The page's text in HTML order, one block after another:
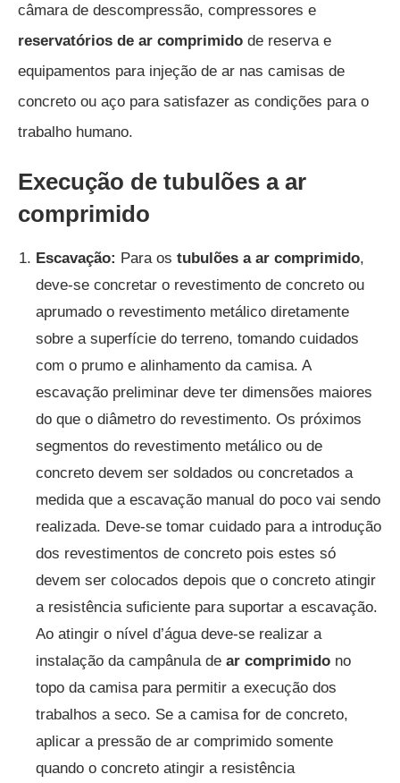
câmara de descompressão, compressores e
reservatórios de ar comprimido de reserva e
equipamentos para injeção de ar nas camisas de
concreto ou aço para satisfazer as condições para o
trabalho humano.
Execução de tubulões a ar
comprimido
Escavação: Para os tubulões a ar comprimido,
deve-se concretar o revestimento de concreto ou
aprumado o revestimento metálico diretamente
sobre a superfície do terreno, tomando cuidados
com o prumo e alinhamento da camisa. A
escavação preliminar deve ter dimensões maiores
do que o diâmetro do revestimento. Os próximos
segmentos do revestimento metálico ou de
concreto devem ser soldados ou concretados a
medida que a escavação manual do poco vai sendo
realizada. Deve-se tomar cuidado para a introdução
dos revestimentos de concreto pois estes só
devem ser colocados depois que o concreto atingir
a resistência suficiente para suportar a escavação.
Ao atingir o nível d’água deve-se realizar a
instalação da campânula de ar comprimido no
topo da camisa para permitir a execução dos
trabalhos a seco. Se a camisa for de concreto,
aplicar a pressão de ar comprimido somente
quando o concreto atingir a resistência